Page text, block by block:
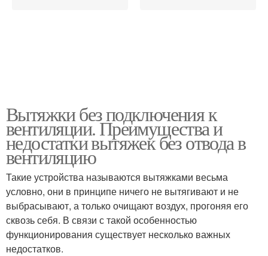
Вытяжки без подключения к
вентиляции. Преимущества и
недостатки вытяжек без отвода в
вентиляцию
Такие устройства называются вытяжками весьма
условно, они в принципе ничего не вытягивают и не
выбрасывают, а только очищают воздух, прогоняя его
сквозь себя. В связи с такой особенностью
функционирования существует несколько важных
недостатков.